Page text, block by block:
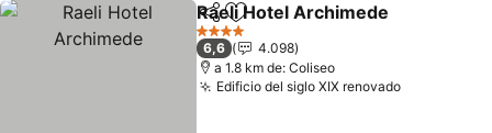
CompartirAgregar a favoritos
Raeli Hotel Archimede
4 Estrellas
6,6
4.098
a 1.8 km de: Coliseo
Edificio del siglo XIX renovadoVer